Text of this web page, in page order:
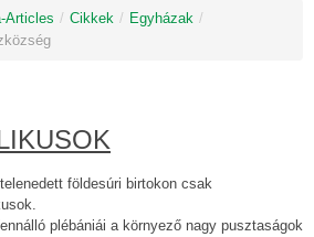
Articles / Cikkek / Egyházak /
földesúri birtokon csak
plébániái a környező nagy pusztaságok